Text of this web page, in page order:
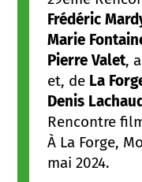
Frédéric
Marie
Pierre Valet,
et, de La
Denis
Rencontre
À La Forge,
mai 2024.